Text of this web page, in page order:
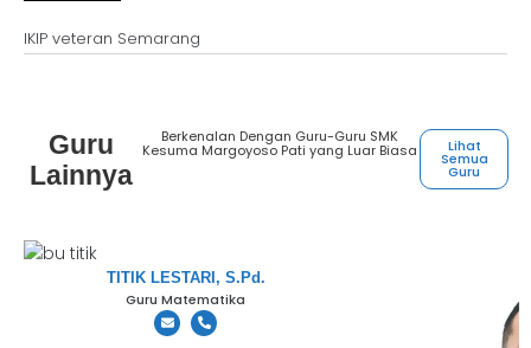
IKIP veteran Semarang
Guru
Lainnya
Berkenalan Dengan Guru-Guru SMK
Kesuma Margoyoso Pati yang Luar Biasa Lihat
Semua
Guru
TITIK LESTARI, S.Pd.
Guru Matematika